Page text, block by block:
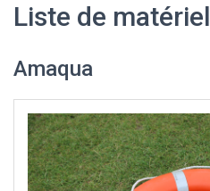
Liste de matériel
Amaqua